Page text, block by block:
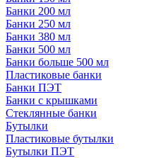
Банки 200 мл
Банки 250 мл
Банки 380 мл
Банки 500 мл
Банки больше 500 мл
Пластиковые банки
Банки ПЭТ
Банки с крышками
Стеклянные банки
Бутылки
Пластиковые бутылки
Бутылки ПЭТ